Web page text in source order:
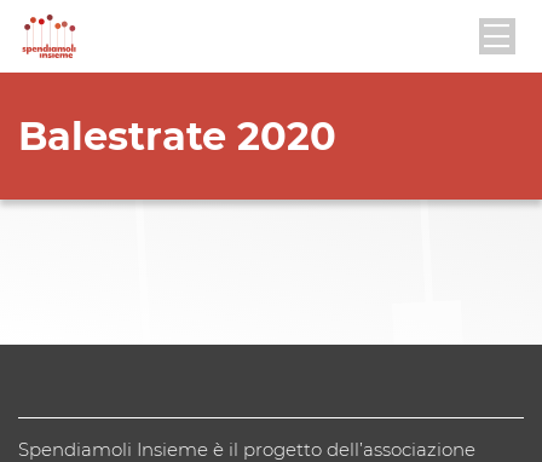
Balestrate 2020
Spendiamoli Insieme è il progetto dell’associazione